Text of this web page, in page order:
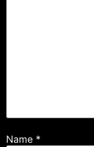
Name *